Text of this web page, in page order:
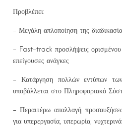
Προβλέπει:
– Μεγάλη απλοποίηση της
– Fast-track προσλήψεις
επείγουσες ανάγκες
– Κατάργηση πολλών εντύπων
υποβάλλεται στο Πληροφοριακό
– Περαιτέρω απαλλαγή
για υπερεργασία, υπερωρία,